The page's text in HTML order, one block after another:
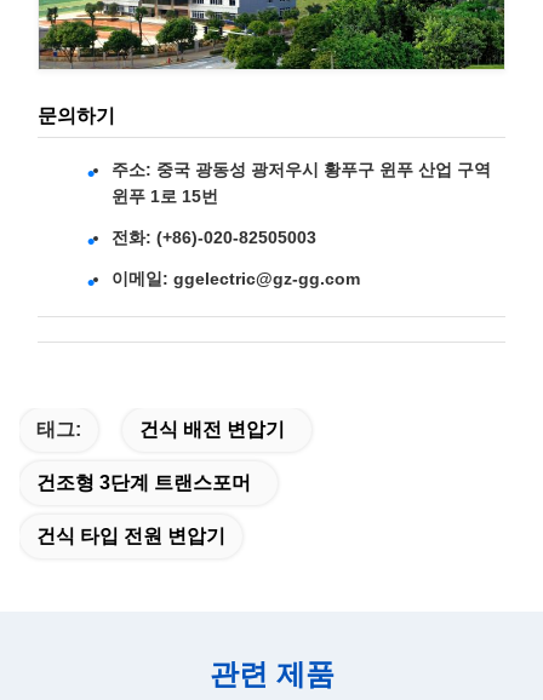
문의하기
주소: 중국 광동성 광저우시 황푸구 윈푸 산업 구역
윈푸 1로 15번
전화: (+86)-020-82505003
이메일: ggelectric@gz-gg.com
태그: 건식 배전 변압기
건조형 3단계 트랜스포머
건식 타입 전원 변압기
관련 제품